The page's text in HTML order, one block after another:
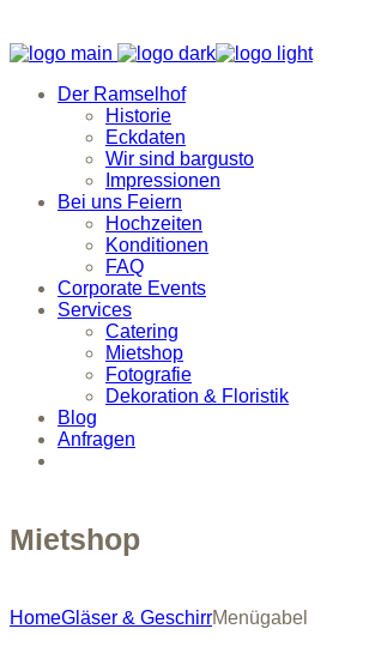
Der Ramselhof
Historie
Eckdaten
Wir sind bargusto
Impressionen
Bei uns Feiern
Hochzeiten
Konditionen
FAQ
Corporate Events
Services
Catering
Mietshop
Fotografie
Dekoration & Floristik
Blog
Anfragen
Mietshop
HomeGläser & GeschirrMenügabel